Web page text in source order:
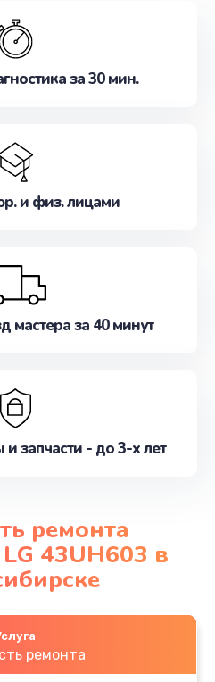
медлите записаться на
за 30 мин.
и физ. лицами
мастера за 40 минут
запчасти - до 3-х лет
ремонта
43UH603 в
ремонта